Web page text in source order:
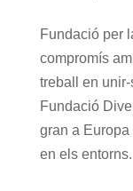
Fundació per
compromís
treball en
Fundació
gran a
en els